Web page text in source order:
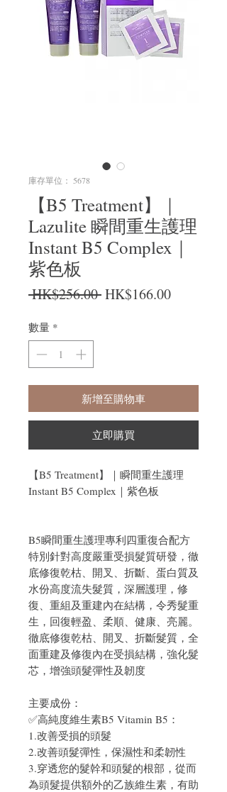
庫存單位： 5678
【B5 Treatment】｜
Lazulite 瞬間重生護理
Instant B5 Complex｜
紫色板
HK$256.00 一般價格
HK$166.00促銷價格
數量 *
新增至購物車
立即購買
【B5 Treatment】｜瞬間重生護理
Instant B5 Complex｜紫色板
B5瞬間重生護理專利四重復合配方
特別針對高度嚴重受損髮質研發，徹
底修復乾枯、開叉、折斷、蛋白質及
水份高度流失髮質，深層護理，修
復、重組及重建內在結構，令秀髮重
生，回復輕盈、柔順、健康、亮麗。
徹底修復乾枯、開叉、折斷髮質，全
面重建及修復內在受損結構，強化髮
芯，增強頭髮彈性及韌度
主要成份：
✅高純度維生素B5 Vitamin B5：
1.改善受損的頭髮
2.改善頭髮彈性，保濕性和柔韌性
3.穿透您的髮幹和頭髮的根部，從而
為頭髮提供額外的乙族維生素，有助